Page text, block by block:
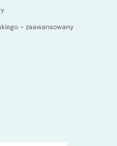
- zaawansowany